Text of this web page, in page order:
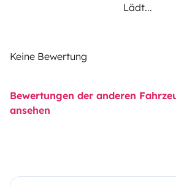
Lädt...
Keine Bewertung
Bewertungen der anderen
ansehen